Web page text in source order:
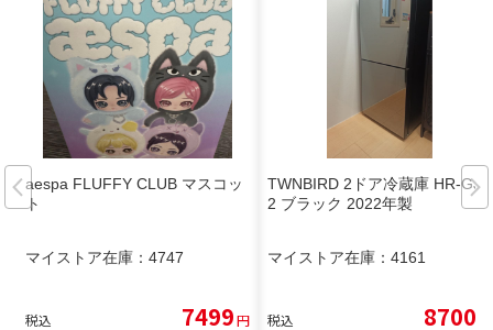
aespa FLUFFY CLUB マスコッ
ト
マイストア在庫： 4747
税込 7499円
TWNBIRD 2ドア冷蔵庫 HR-GJ1
2 ブラック 2022年製
マイストア在庫： 4161
税込 8700